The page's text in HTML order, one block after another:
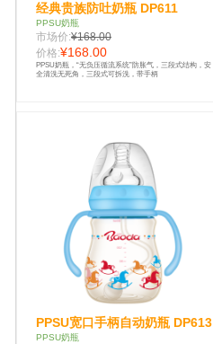
经典贵族防吐奶瓶 DP611
PPSU奶瓶
市场价:¥168.00
价格:¥168.00
PPSU奶瓶，“无负压循流系统”防胀气，三段式结构，安
全清洗无死角，三段式可拆洗，带手柄
PPSU宽口手柄自动奶瓶 DP613
PPSU奶瓶